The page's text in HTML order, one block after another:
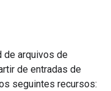
de arquivos de
de entradas de
seguintes recursos: